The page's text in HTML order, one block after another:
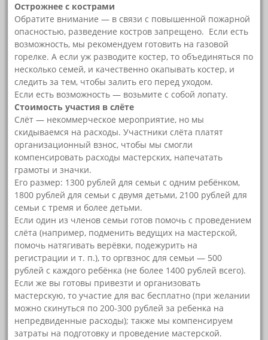
Острожнее с кострами
Обратите внимание — в связи с повышенной пожарной
опасностью, разведение костров запрещено. Если есть
возможность, мы рекомендуем готовить на газовой
горелке. А если уж разводите костер, то объединяться по
несколько семей, и качественно окапывать костер, и
следить за тем, чтобы залить его перед уходом.
Если есть возможность — возьмите с собой лопату.
Стоимость участия в слёте
Слёт — некоммерческое мероприятие, но мы
скидываемся на расходы. Участники слёта платят
организационный взнос, чтобы мы смогли
компенсировать расходы мастерских, напечатать
грамоты и значки.
Его размер: 1300 рублей для семьи с одним ребёнком,
1800 рублей для семьи с двумя детьми, 2100 рублей для
семьи с тремя и более детьми.
Если один из членов семьи готов помочь с проведением
слёта (например, подменить ведущих на мастерской,
помочь натягивать верёвки, подежурить на
регистрации и т. п.), то оргвзнос для семьи — 500
рублей с каждого ребёнка (не более 1400 рублей всего).
Если же вы готовы привезти и организовать
мастерскую, то участие для вас бесплатно (при желании
можно скинуться по 200-300 рублей за ребенка на
непредвиденные расходы); также мы компенсируем
затраты на подготовку и проведение мастерской.